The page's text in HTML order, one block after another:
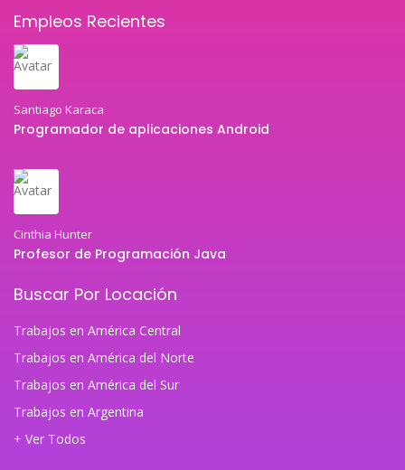
Empleos Recientes
Santiago Karaca
Programador de aplicaciones Android
Cinthia Hunter
Profesor de Programación Java
Buscar Por Locación
Trabajos en América Central
Trabajos en América del Norte
Trabajos en América del Sur
Trabajos en Argentina
+ Ver Todos